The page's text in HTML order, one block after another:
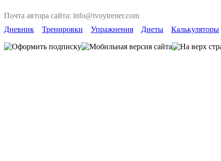
Почта автора сайта: info@tvoytrener.com
Дневник
Тренировки Упражнения Диеты Калькуляторы